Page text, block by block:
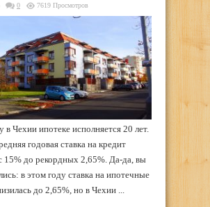
0 7619 Просмотров
в Чехии ипотеке исполняется 20 лет.
годовая ставка на кредит
15% до рекордных 2,65%. Да-да, вы
в этом году ставка на ипотечные
до 2,65%, но в Чехии ...